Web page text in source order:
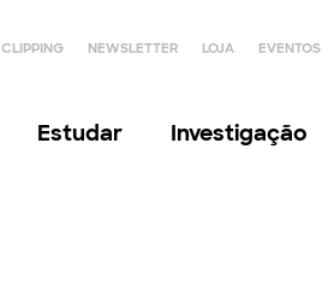
CLIPPING NEWSLETTER LOJA EVENTOS
Estudar Investigação